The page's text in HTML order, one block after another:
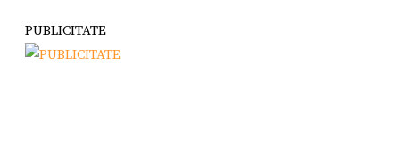
PUBLICITATE